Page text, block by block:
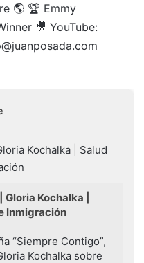
🌎 🏆 Emmy
🎥 YouTube:
Kochalka | Salud
Kochalka |
Inmigración
“Siempre Contigo”,
Kochalka sobre